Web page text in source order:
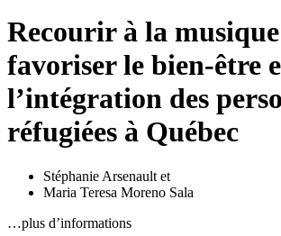
Recourir à la
favoriser le bien-être
l’intégration des
réfugiées à Québec
Stéphanie Arsenault et
Maria Teresa Moreno Sala
…plus d’informations